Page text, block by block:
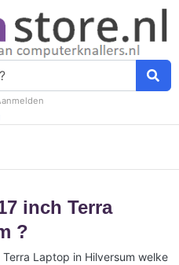
inch Terra
?
Laptop in Hilversum welke